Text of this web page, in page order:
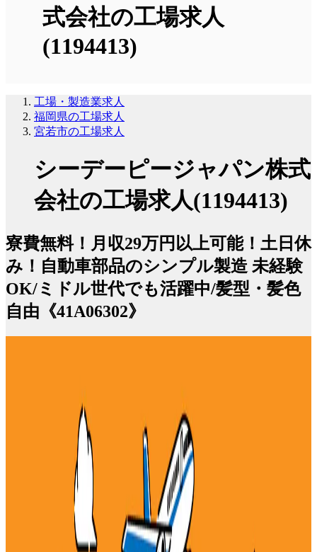
式会社の工場求人
(1194413)
工場・製造業求人
福岡県の工場求人
宮若市の工場求人
シーデーピージャパン株式
会社の工場求人(1194413)
寮費無料！月収29万円以上可能！土日休
み！自動車部品のシンプル製造 未経験
OK/ミドル世代でも活躍中/髪型・髪色
自由《41A06302》